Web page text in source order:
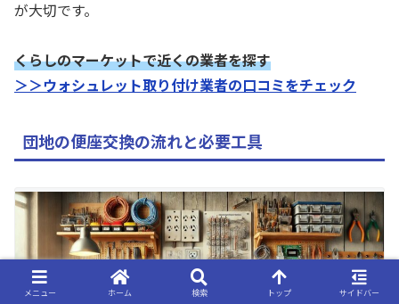
が大切です。
くらしのマーケットで近くの業者を探す
＞＞ウォシュレット取り付け業者の口コミをチェック
団地の便座交換の流れと必要工具
メニュー ホーム 検索 トップ サイドバー